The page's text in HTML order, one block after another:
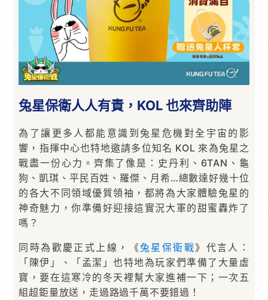
兔星保衛人人有責，KOL 也來齊助陣
為了讓更多人都能意識到兔星危機對全宇宙的影
響，指揮中心也特地邀請多位知名 KOL 來為兔星之
戰盡一份心力。齊集了像是：史丹利、6TAN、龜
狗、凱琪、平民百姓、羅傑、月希…總數達好幾十位
的各大不同領域優質領袖，都將為大家體驗兔星的
神奇魅力，你準備好迎接這實況大軍的甜蜜轟炸了
嗎？
同時為歡慶正式上線，《兔星保衛戰》代言人：
「陳伊」、「孟潔」也特地為玩家們準備了大量虛
寶，要在這寒冷的冬天裡幫大家進補一下；一次五
組超鉅量放送，走過路過千萬不要錯過！